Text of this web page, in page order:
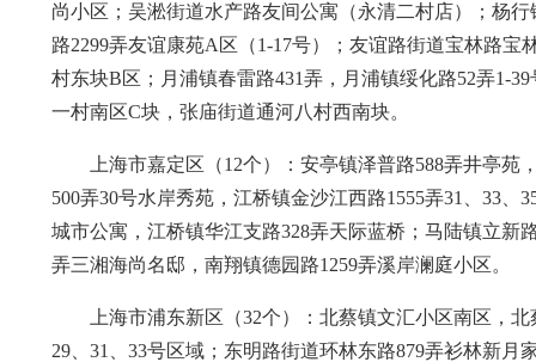
尚小区；吴淞街道水产路友间公寓（永清二村店）；杨
路2299弄友谊康苑A区（1-17号）；友谊路街道宝林路
村东块B区；月浦镇春雷路431弄，月浦镇绥化路52弄1-
一村南区C块，张庙街道通河八村西南块。
上海市嘉定区（12个）：安亭镇泽普路588弄井亭
500弄30号水岸秀苑，江桥镇金沙江西路1555弄31、33
城市公寓，江桥镇华江支路328弄天际蓝桥；马陆镇立新
弄三湘海尚名邸，南翔镇德园路1259弄溪岸澜庭小区。
上海市浦东新区（32个）：北蔡镇文汇小区南区，
29、31、33号区域；东明路街道环林东路879弄衫林新